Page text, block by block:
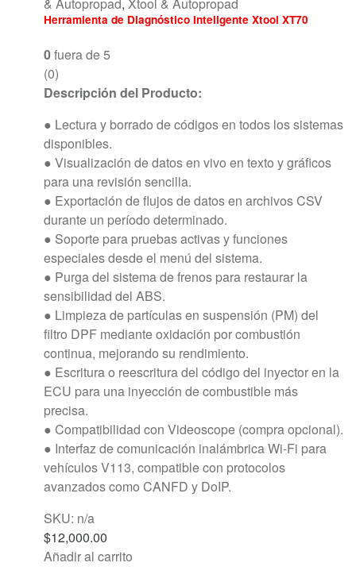
& Autopropad, Xtool & Autopropad
Herramienta de Diagnóstico Inteligente Xtool XT70
0fuera de 5
(0)
Descripción del Producto:
● Lectura y borrado de códigos en todos los sistemas
disponibles.
● Visualización de datos en vivo en texto y gráficos
para una revisión sencilla.
● Exportación de flujos de datos en archivos CSV
durante un período determinado.
● Soporte para pruebas activas y funciones
especiales desde el menú del sistema.
● Purga del sistema de frenos para restaurar la
sensibilidad del ABS.
● Limpieza de partículas en suspensión (PM) del
filtro DPF mediante oxidación por combustión
continua, mejorando su rendimiento.
● Escritura o reescritura del código del inyector en la
ECU para una inyección de combustible más
precisa.
● Compatibilidad con Videoscope (compra opcional).
● Interfaz de comunicación inalámbrica Wi-Fi para
vehículos V113, compatible con protocolos
avanzados como CANFD y DoIP.
SKU: n/a
$12,000.00
Añadir al carrito